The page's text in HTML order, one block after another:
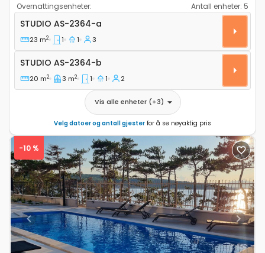
Overnattingsenheter:
Antall enheter: 5
Leilighet studio Selce, Crikvenica AS-2364-a
STUDIO AS-2364-a
23 m2 1 1 3
Studio AS-2364-b
STUDIO AS-2364-b
20 m2 3 m2 1 1 2
Vis alle enheter(+3)
Velg datoer og antall gjester for å se nøyaktig pris
Previous Next
-10 %